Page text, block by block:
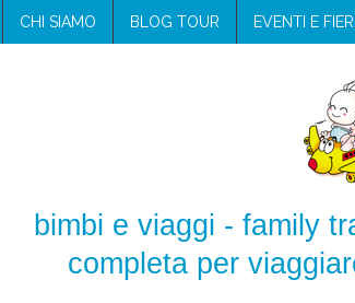
CHI SIAMO BLOG TOUR EVENTI E
bimbi e viaggi - family
completa per